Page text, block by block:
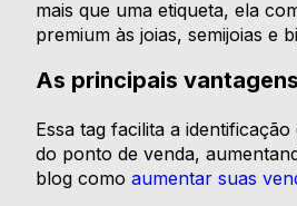
mais que uma etiqueta, ela
premium às joias, semijoias e
As principais
Essa tag facilita a
do ponto de venda,
blog comoaumentar suas